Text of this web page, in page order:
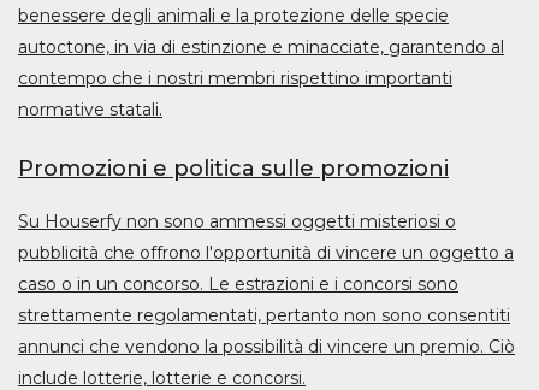
benessere degli animali e la protezione delle specie
autoctone, in via di estinzione e minacciate, garantendo al
contempo che i nostri membri rispettino importanti
normative statali.
Promozioni e politica sulle promozioni
Su Houserfy non sono ammessi oggetti misteriosi o
pubblicità che offrono l'opportunità di vincere un oggetto a
caso o in un concorso. Le estrazioni e i concorsi sono
strettamente regolamentati, pertanto non sono consentiti
annunci che vendono la possibilità di vincere un premio. Ciò
include lotterie, lotterie e concorsi.